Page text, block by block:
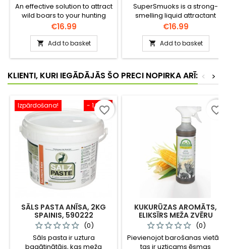
An effective solution to attract
wild boars to your hunting
ground - alure for wild boars
- MacnosSmuoks! This high
quality liquid attractanthas an
intense smell of fish and rot.
Price
€16.99
 Add to basket
SuperSmuoks is a strong-
smelling liquid attractant
specially designed toattract
deer and roe deer. With a
unique combination of apple,
cornand acorn scents, this
lure effectively attracts
animals to your
huntingground, ensuring a
Price
€16.99
 Add to basket
KLIENTI, KURI IEGĀDĀJĀS ŠO PRECI NOPIRKA ARĪ: >
<
- 1,00 €
Izpārdošana!
SĀLS PASTA ANĪSA, 2KG
SPAINIS, 590222
(0)
Sāls pasta ir uztura
bagātinātājs, kas meža
favorite_border
KUKURŪZAS AROMĀTS,
ELIKSĪRS MEŽA ZVĒRU
PIEVILINĀŠANAI 500 ML /
590272
(0)
Pievienojot barošanas vietās,
tas ir uzticams ēsmas
favorite_border